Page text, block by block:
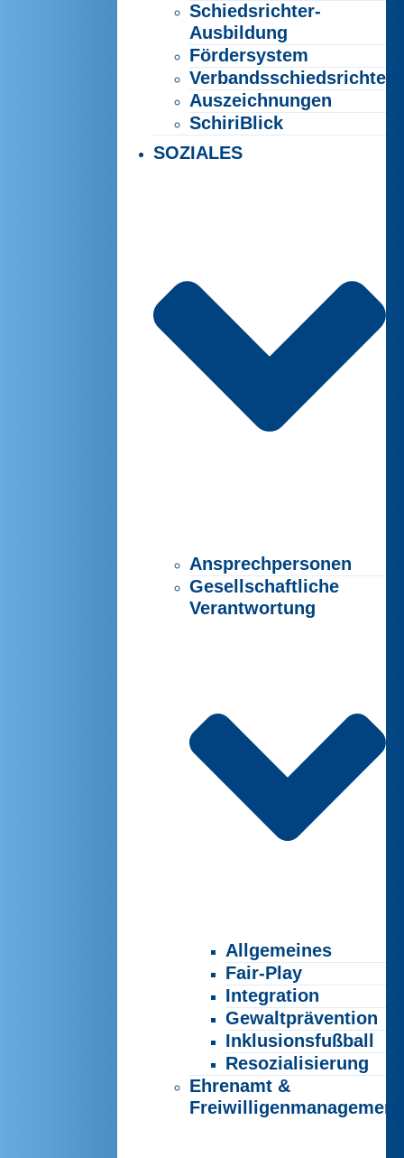
Schiedsrichter-
Ausbildung
Fördersystem
Auszeichnungen
SchiriBlick
SOZIALES
Ansprechpersonen
Gesellschaftliche
Verantwortung
Allgemeines
Fair-Play
Integration
Gewaltprävention
Inklusionsfußball
Resozialisierung
Ehrenamt &
Freiwilligenmanagement